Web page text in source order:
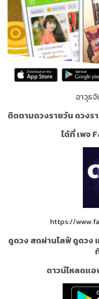
อาวุธ
ติดตามดวงรายวัน ดวงร
ได้ที่ เพจ
https://
ดูดวง สดผ่านไลฟ์ ดูดวง
ดาวน์โหลดแ